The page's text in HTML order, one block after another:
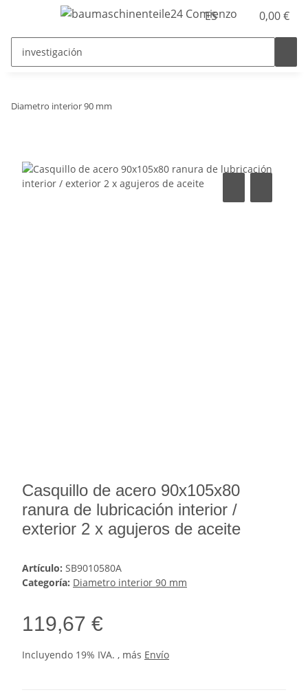
ES 0,00 €
Diametro interior 90 mm
Casquillo de acero 90x105x80
ranura de lubricación interior /
exterior 2 x agujeros de aceite
Artículo: SB9010580A
Categoría: Diametro interior 90 mm
119,67 €
Incluyendo 19% IVA. , más Envío